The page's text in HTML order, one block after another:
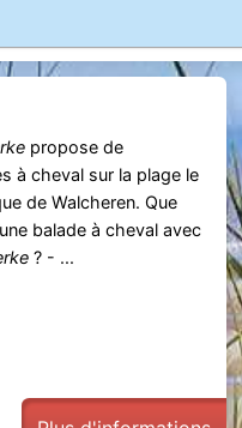
propose de
à cheval sur la plage le
de Walcheren. Que
balade à cheval avec
? - ...